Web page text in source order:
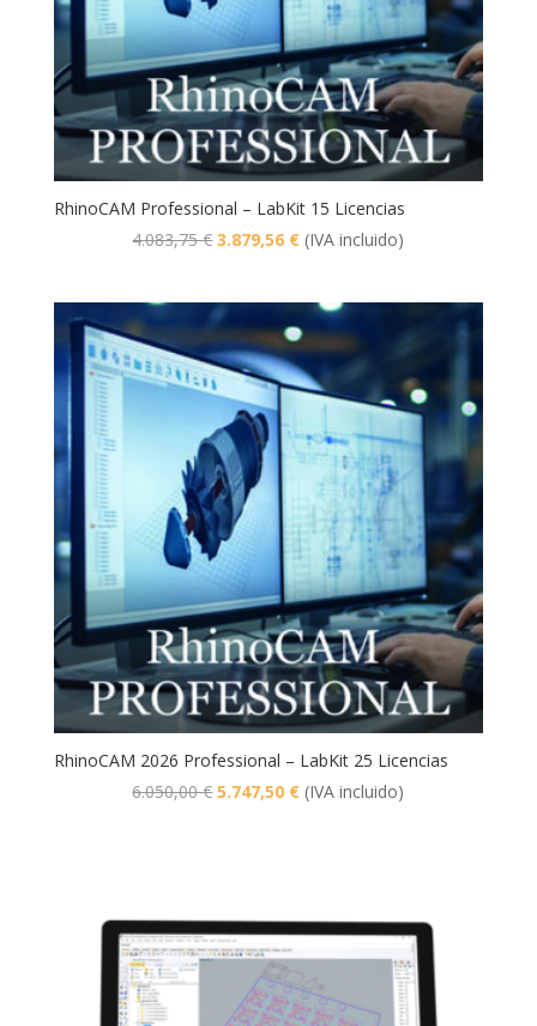
RhinoCAM Professional – LabKit 15 Licencias
4.083,75€El
era:
4.083,75 €.
3.879,56 €El
es:
3.879,56 €.
(IVA incluido)
RhinoCAM 2026 Professional – LabKit 25 Licencias
6.050,00€El
5.747,50 €El(IVA incluido)